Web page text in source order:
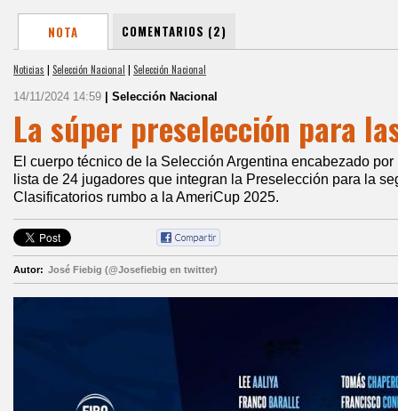
NOTA COMENTARIOS (2)
Noticias | Selección Nacional | Selección Nacional
14/11/2024 14:59 | Selección Nacional
La súper preselección para
El cuerpo técnico de la Selección Argentina encabezado
lista de 24 jugadores que integran la Preselección para la
Clasificatorios rumbo a la AmeriCup 2025.
Autor: José Fiebig (@Josefiebig en twitter)